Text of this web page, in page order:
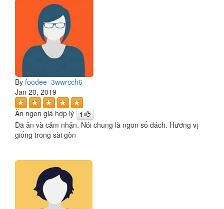
By foodee_3wwrcch6
Jan 20, 2019
Ăn ngon giá hợp lý 1
Đã ăn và cảm nhận. Nói chung là ngon số dách. Hương vị
giống trong sài gòn